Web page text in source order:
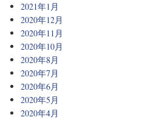
2021年1月
2020年12月
2020年11月
2020年10月
2020年8月
2020年7月
2020年6月
2020年5月
2020年4月